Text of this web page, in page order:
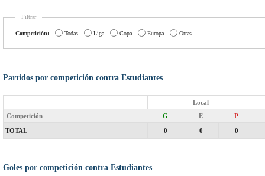
Filtrar
Competición: Todas Liga Copa Europa Otras
Partidos por competición contra Estudiantes
Local
Competición
G E P
TOTAL 0 0 0
Goles por competición contra Estudiantes